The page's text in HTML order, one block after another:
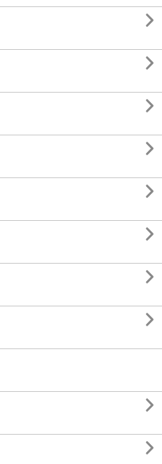









